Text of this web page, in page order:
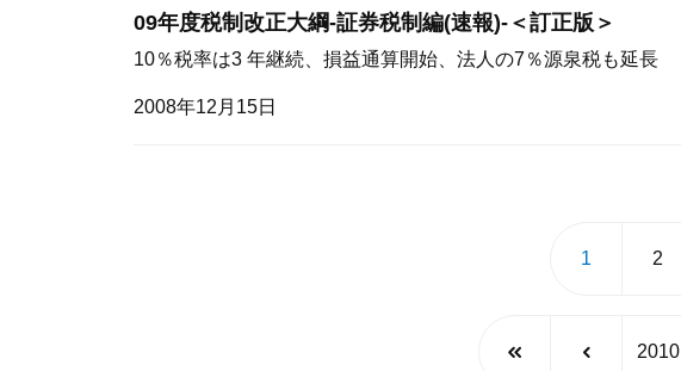
09年度税制改正大綱-証券税制編(速報)-＜訂正版＞
10％税率は3 年継続、損益通算開始、法人の7％源泉税も延長
2008年12月15日
1 2
2010